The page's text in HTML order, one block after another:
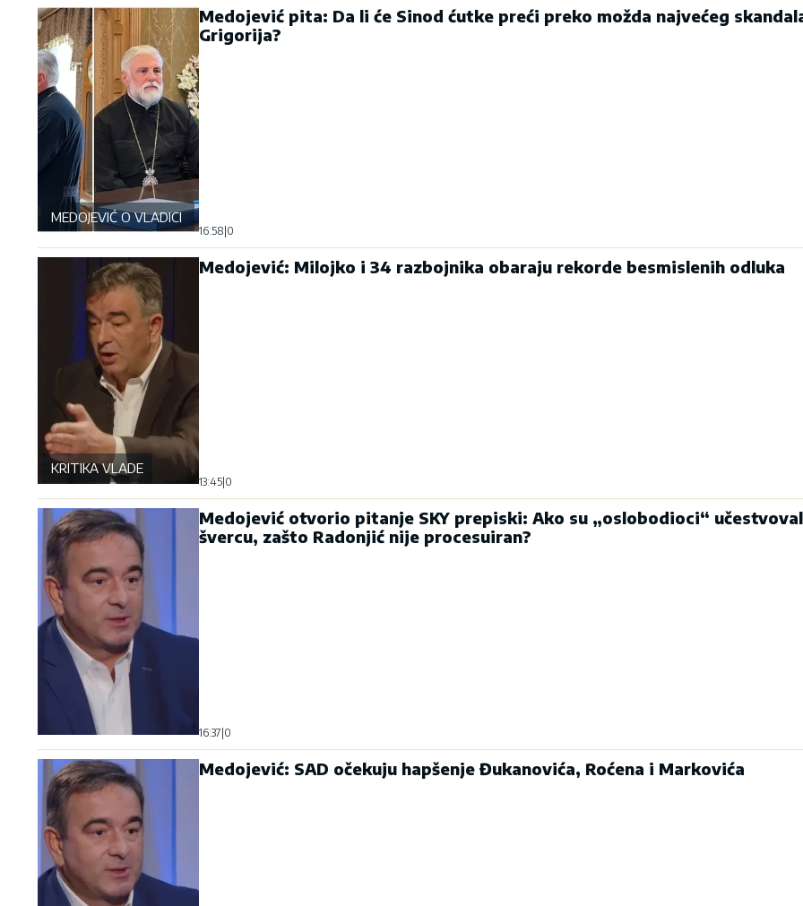
MEDOJEVIĆ O VLADICI GRIGORIJU
Medojević pita: Da li će Sinod ćutke preći preko možda najvećeg
Grigorija?
16:58 0
KRITIKA VLADE
Medojević: Milojko i 34 razbojnika obaraju rekorde besmislenih odluka
13:45 0
Medojević otvorio pitanje SKY prepiski: Ako su „oslobodioci“
švercu, zašto Radonjić nije procesuiran?
16:37 0
Medojević: SAD očekuju hapšenje Đukanovića, Roćena i Markovića